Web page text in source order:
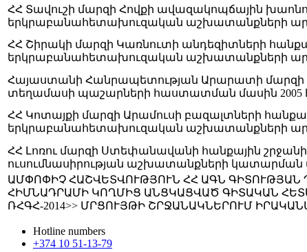
ՀՀ Տավուշի մարզի Հովքի ավազակոպճային
երկրաբանահետախուզական աշխատանքների
ՀՀ Շիրակի մարզի Կառնուտի անդեզիտների
երկրաբանահետախուզական աշխատանքների
Հայաստանի Հանրապետության Արարատի
տեղամասի պաշարների հաստատման մասին 2005
ՀՀ Կոտայքի մարզի Արամուսի բազալտների
երկրաբանահետախուզական աշխատանքների
ՀՀ Լոռու մարզի Ստեփանավանի հանքային
ուսումնասիրության աշխատանքների կատարման
ԱՄՓՈՓԻՉ ՀԱՇՎԵՏՎՈՒԹՅՈՒՆ ՀՀ ԱԳՆ
ՀԻՄՆԱԴՐԱՄԻ ԿՈՂՄԻՑ ԱՆՑԿԱՑՎԱԾ ԳԻՏԱԿԱՆ
ՌՀԳՀ-2014>> ՄՐՑՈՒՅԹԻ ՇՐՋԱՆԱԿՆԵՐՈՒՄ
Hotline numbers
+374 10 51-13-79